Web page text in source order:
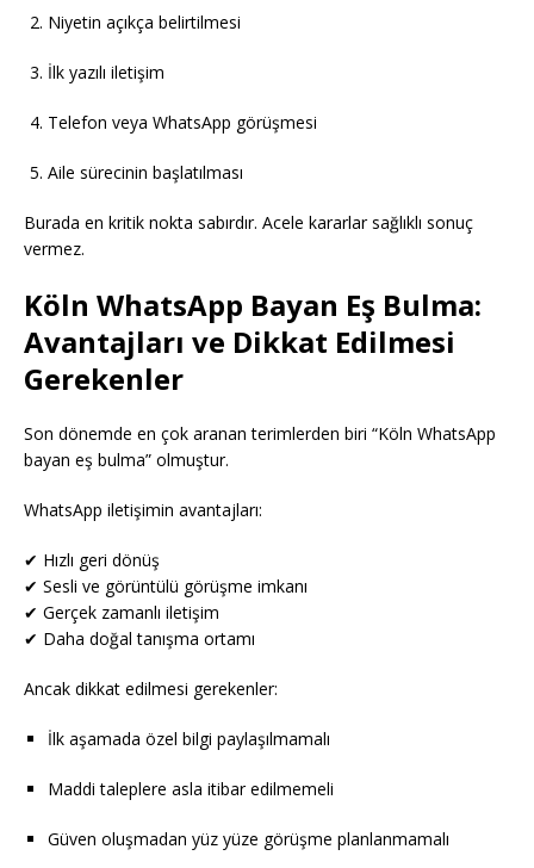
Niyetin açıkça belirtilmesi
İlk yazılı iletişim
Telefon veya WhatsApp görüşmesi
Aile sürecinin başlatılması
Burada en kritik nokta sabırdır. Acele kararlar sağlıklı sonuç
vermez.
Köln WhatsApp Bayan Eş Bulma:
Avantajları ve Dikkat Edilmesi
Gerekenler
Son dönemde en çok aranan terimlerden biri “Köln WhatsApp
bayan eş bulma” olmuştur.
WhatsApp iletişimin avantajları:
✔ Hızlı geri dönüş
✔ Sesli ve görüntülü görüşme imkanı
✔ Gerçek zamanlı iletişim
✔ Daha doğal tanışma ortamı
Ancak dikkat edilmesi gerekenler:
İlk aşamada özel bilgi paylaşılmamalı
Maddi taleplere asla itibar edilmemeli
Güven oluşmadan yüz yüze görüşme planlanmamalı